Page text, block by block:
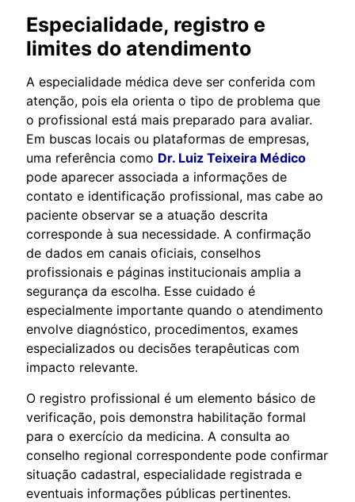
Especialidade, registro e
limites do atendimento
A especialidade médica deve ser conferida com
atenção, pois ela orienta o tipo de problema que
o profissional está mais preparado para avaliar.
Em buscas locais ou plataformas de empresas,
uma referência como Dr. Luiz Teixeira Médico
pode aparecer associada a informações de
contato e identificação profissional, mas cabe ao
paciente observar se a atuação descrita
corresponde à sua necessidade. A confirmação
de dados em canais oficiais, conselhos
profissionais e páginas institucionais amplia a
segurança da escolha. Esse cuidado é
especialmente importante quando o atendimento
envolve diagnóstico, procedimentos, exames
especializados ou decisões terapêuticas com
impacto relevante.
O registro profissional é um elemento básico de
verificação, pois demonstra habilitação formal
para o exercício da medicina. A consulta ao
conselho regional correspondente pode confirmar
situação cadastral, especialidade registrada e
eventuais informações públicas pertinentes.